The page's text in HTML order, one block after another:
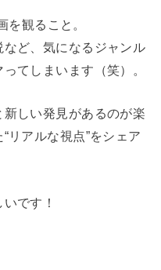
を観ること。
ど、気になるジャンル
てしまいます（笑）。
新しい発見があるのが楽
リアルな視点”をシェア
です！